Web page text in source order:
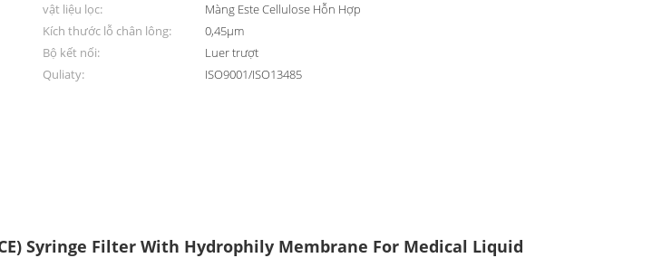
vật liệu lọc:
Màng Este Cellulose Hỗn Hợp
Kích thước lỗ chân lông:
0,45μm
Bộ kết nối:
Luer trượt
Quliaty:
ISO9001/ISO13485
Syringe Filter With Hydrophily Membrane For Medical Liquid